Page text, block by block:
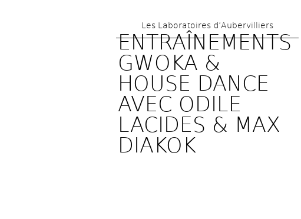
Les Laboratoires d’Aubervilliers
ENTRAÎNEMENTS
GWOKA &
HOUSE DANCE
AVEC ODILE
LACIDES & MAX
DIAKOK